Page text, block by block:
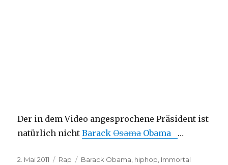
Der in dem Video angesprochene Präsident ist
natürlich nichtBarackOsamaObama …
Veröffentlicht
2. Mai 2011 Kategorien
Rap Schlagwörter
Barack Obama hiphop Immortal